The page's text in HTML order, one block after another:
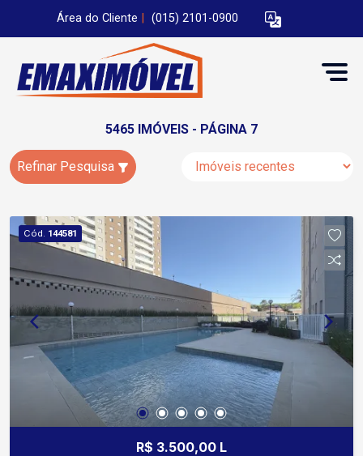
Área do Cliente (015) 2101-0900
5465 IMÓVEIS - PÁGINA 7
Refinar Pesquisa
Cód. 144581
R$ 3.500,00 L